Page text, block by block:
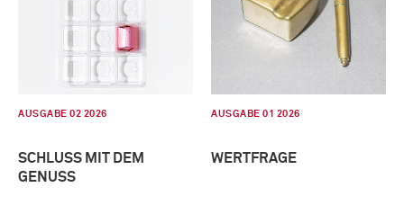
AUSGABE 02 2026
SCHLUSS MIT DEM
GENUSS
AUSGABE 01 2026
WERTFRAGE